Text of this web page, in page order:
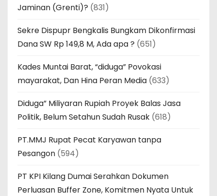
Jaminan (Grenti)? (831)
Sekre Dispupr Bengkalis Bungkam Dikonfirmasi
Dana SW Rp 149,8 M, Ada apa ? (651)
Kades Muntai Barat, “diduga” Povokasi
mayarakat, Dan Hina Peran Media (633)
Diduga” Miliyaran Rupiah Proyek Balas Jasa
Politik, Belum Setahun Sudah Rusak (618)
PT.MMJ Rupat Pecat Karyawan tanpa
Pesangon (594)
PT KPI Kilang Dumai Serahkan Dokumen
Perluasan Buffer Zone, Komitmen Nyata Untuk